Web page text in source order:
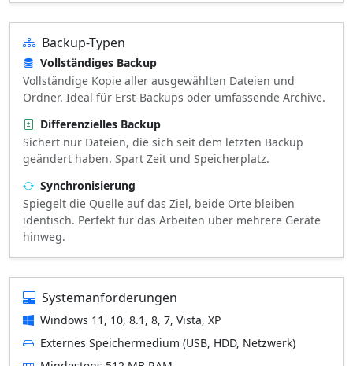
Backup-Typen
Vollständiges Backup
Vollständige Kopie aller ausgewählten Dateien und
Ordner. Ideal für Erst-Backups oder umfassende Archive.
Differenzielles Backup
Sichert nur Dateien, die sich seit dem letzten Backup
geändert haben. Spart Zeit und Speicherplatz.
Synchronisierung
Spiegelt die Quelle auf das Ziel, beide Orte bleiben
identisch. Perfekt für das Arbeiten über mehrere Geräte
hinweg.
Systemanforderungen
Windows 11, 10, 8.1, 8, 7, Vista, XP
Externes Speichermedium (USB, HDD, Netzwerk)